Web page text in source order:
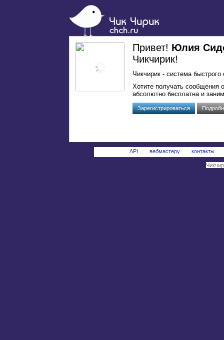
Привет! Юлия
Чикчирик!
Чикчирик - система
Хотите получать сообщения
абсолютно бесплатна и
Зарегистрироваться
API вебмастеру контакты